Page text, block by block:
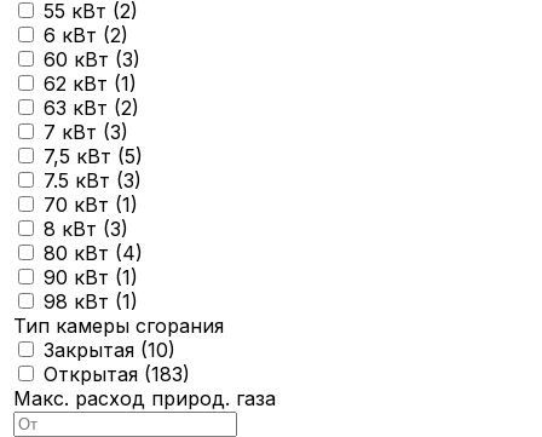
55 кВт (2)
6 кВт (2)
60 кВт (3)
62 кВт (1)
63 кВт (2)
7 кВт (3)
7,5 кВт (5)
7.5 кВт (3)
70 кВт (1)
8 кВт (3)
80 кВт (4)
90 кВт (1)
98 кВт (1)
Тип камеры сгорания
Закрытая (10)
Открытая (183)
Макс. расход природ. газа